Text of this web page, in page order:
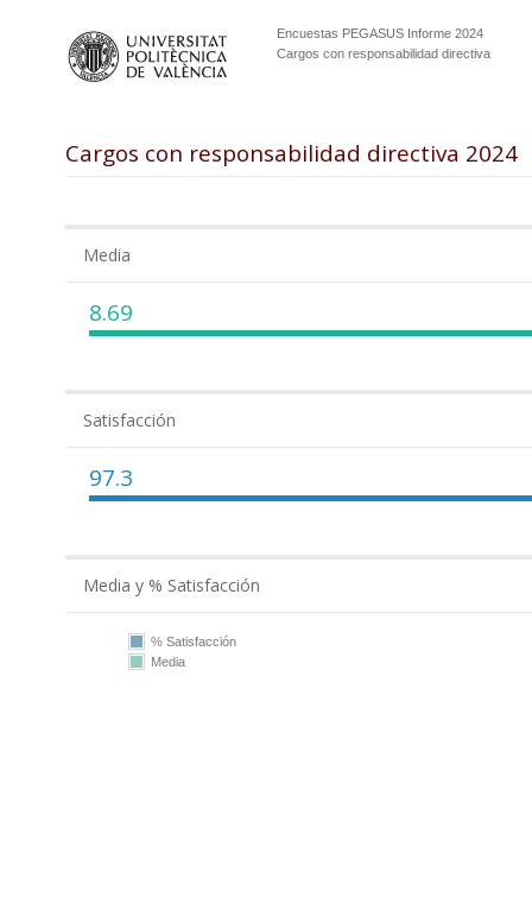
Encuestas PEGASUS Informe 2024
Cargos con responsabilidad directiva
Cargos con responsabilidad directiva 2024
Media
8.69
Satisfacción
97.3
Media y % Satisfacción
% Satisfacción
Media